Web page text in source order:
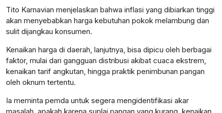
Tito Karnavian menjelaskan bahwa inflasi yang dibiarkan tinggi
akan menyebabkan harga kebutuhan pokok melambung dan
sulit dijangkau konsumen.
Kenaikan harga di daerah, lanjutnya, bisa dipicu oleh berbagai
faktor, mulai dari gangguan distribusi akibat cuaca ekstrem,
kenaikan tarif angkutan, hingga praktik penimbunan pangan
oleh oknum tertentu.
Ia meminta pemda untuk segera mengidentifikasi akar